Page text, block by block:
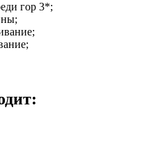
гор 3*;